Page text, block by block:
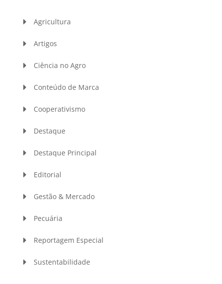
Agricultura
Artigos
Ciência no Agro
Conteúdo de Marca
Cooperativismo
Destaque
Destaque Principal
Editorial
Gestão & Mercado
Pecuária
Reportagem Especial
Sustentabilidade